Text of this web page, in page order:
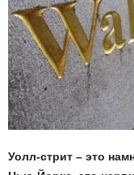
Уолл-стрит – это